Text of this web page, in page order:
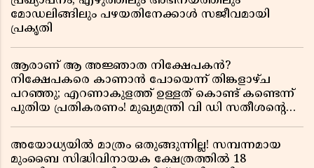
മോഡലിങ്ങിലും പഴയതിനേക്കാൾ സജീവമായി
പ്രകൃതി
ആരാണ് ആ അജ്ഞാത നിക്ഷേപകൻ?
നിക്ഷേപകരെ കാണാൻ പോയെന്ന് തിങ്കളാഴ്ച
പറഞ്ഞു; എറണാകുളത്ത് ഉള്ളത് കൊണ്ട് കണ്ടെന്ന്
പുതിയ പ്രതികരണം! മുഖ്യമന്ത്രി വി ഡി സതീശന്റെ
അയോധ്യയിൽ മാത്രം ഒതുങ്ങുന്നില്ല! സമ്പന്നമായ
മുംബൈ സിദ്ധിവിനായക ക്ഷേത്രത്തിൽ 18